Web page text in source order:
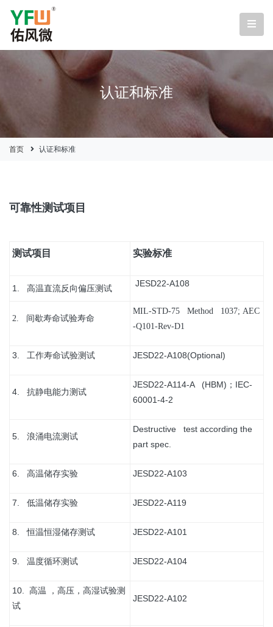
认证和标准
首页 认证和标准
可靠性测试项目
测试项目 实验标准
1. 高温直流反向偏压测试 JESD22-A108
2. 间歇寿命试验寿命
MIL-STD-75 Method 1037; AEC
-Q101-Rev-D1
3. 工作寿命试验测试 JESD22-A108(Optional)
4. 抗静电能力测试
JESD22-A114-A (HBM)；IEC-
60001-4-2
5. 浪涌电流测试
Destructive test according the
part spec.
6. 高温储存实验 JESD22-A103
7. 低温储存实验 JESD22-A119
8. 恒温恒湿储存测试 JESD22-A101
9. 温度循环测试 JESD22-A104
10.
高温 ，高压，高湿试验测
试
JESD22-A102